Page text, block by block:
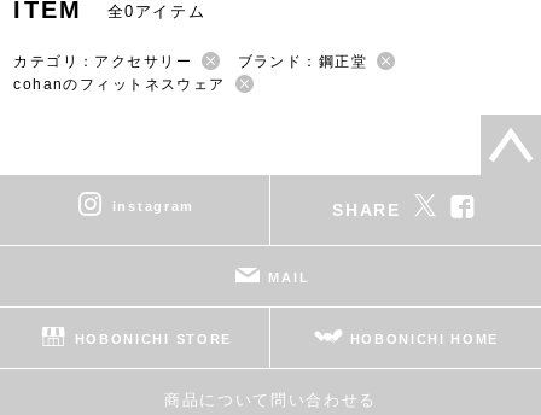
ITEM 全0アイテム
カテゴリ：アクセサリー
ブランド：鋼正堂
cohanのフィットネスウェア
instagram SHARE
MAIL
HOBONICHI STORE HOBONICHI HOME
商品について問い合わせる